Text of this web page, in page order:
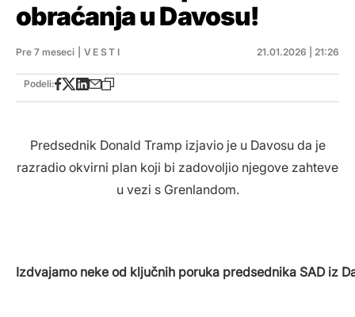
obraćanja u Davosu!
Pre 7 meseci VESTI 21.01.2026 | 21:26
Podeli:
Predsednik Donald Tramp izjavio je u Davosu da je
razradio okvirni plan koji bi zadovoljio njegove zahteve
u vezi s Grenlandom.
Izdvajamo neke od ključnih poruka predsednika SAD iz